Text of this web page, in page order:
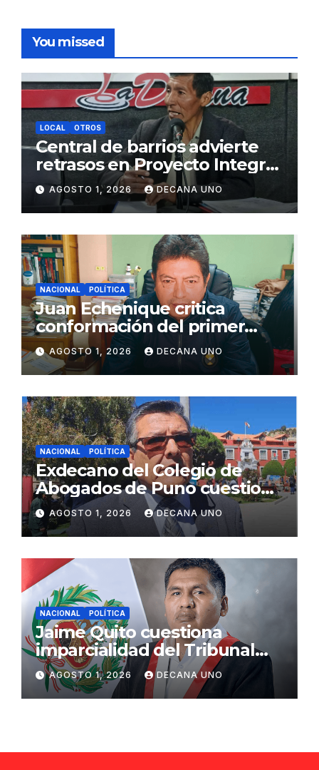
You missed
LOCAL OTROS
Central de barrios advierte
retrasos en Proyecto Integral
de Agua y Alcantarillado para
Juliaca
AGOSTO 1, 2026 DECANA UNO
NACIONAL POLÍTICA
Juan Echenique critica
conformación del primer
gabinete ministerial de Keiko
Fujimori
AGOSTO 1, 2026 DECANA UNO
NACIONAL POLÍTICA
Exdecano del Colegio de
Abogados de Puno cuestiona
propuestas sobre seguridad
ciudadana
AGOSTO 1, 2026 DECANA UNO
NACIONAL POLÍTICA
Jaime Quito cuestiona
imparcialidad del Tribunal
Constitucional tras liberación
de Ollanta Humala
AGOSTO 1, 2026 DECANA UNO